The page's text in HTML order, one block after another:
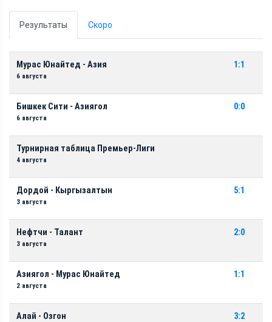
Результаты Скоро
Мурас Юнайтед - Азия
6 августа
1:1
Бишкек Сити - Азиягол
6 августа
0:0
Турнирная таблица Премьер-Лиги
4 августа
Дордой - Кыргызалтын
3 августа
5:1
Нефтчи - Талант
3 августа
2:0
Азиягол - Мурас Юнайтед
2 августа
1:1
Алай - Озгон 3:2